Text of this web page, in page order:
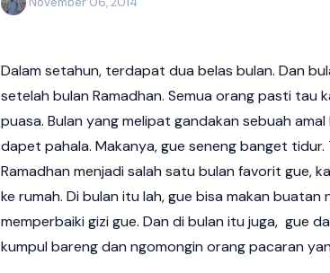
Dalam setahun, terdapat dua belas bulan. Dan
setelah bulan Ramadhan. Semua orang pasti tau
puasa. Bulan yang melipat gandakan sebuah
dapet pahala. Makanya, gue seneng banget
Ramadhan menjadi salah satu bulan favorit gue,
ke rumah. Di bulan itu lah, gue bisa makan buatan
memperbaiki gizi gue. Dan di bulan itu juga, gue
kumpul bareng dan ngomongin orang pacaran